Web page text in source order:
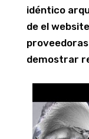
idéntico
de el
demostrar